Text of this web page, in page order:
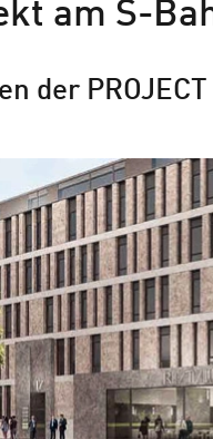
am S-
der
für
Adlershof
schafft